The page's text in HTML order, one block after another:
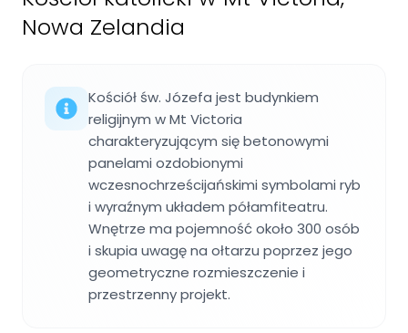
Nowa Zelandia
Kościół św. Józefa jest budynkiem
religijnym w Mt Victoria
charakteryzującym się betonowymi
panelami ozdobionymi
wczesnochrześcijańskimi symbolami ryb
i wyraźnym układem półamfiteatru.
Wnętrze ma pojemność około 300 osób
i skupia uwagę na ołtarzu poprzez jego
geometryczne rozmieszczenie i
przestrzenny projekt.